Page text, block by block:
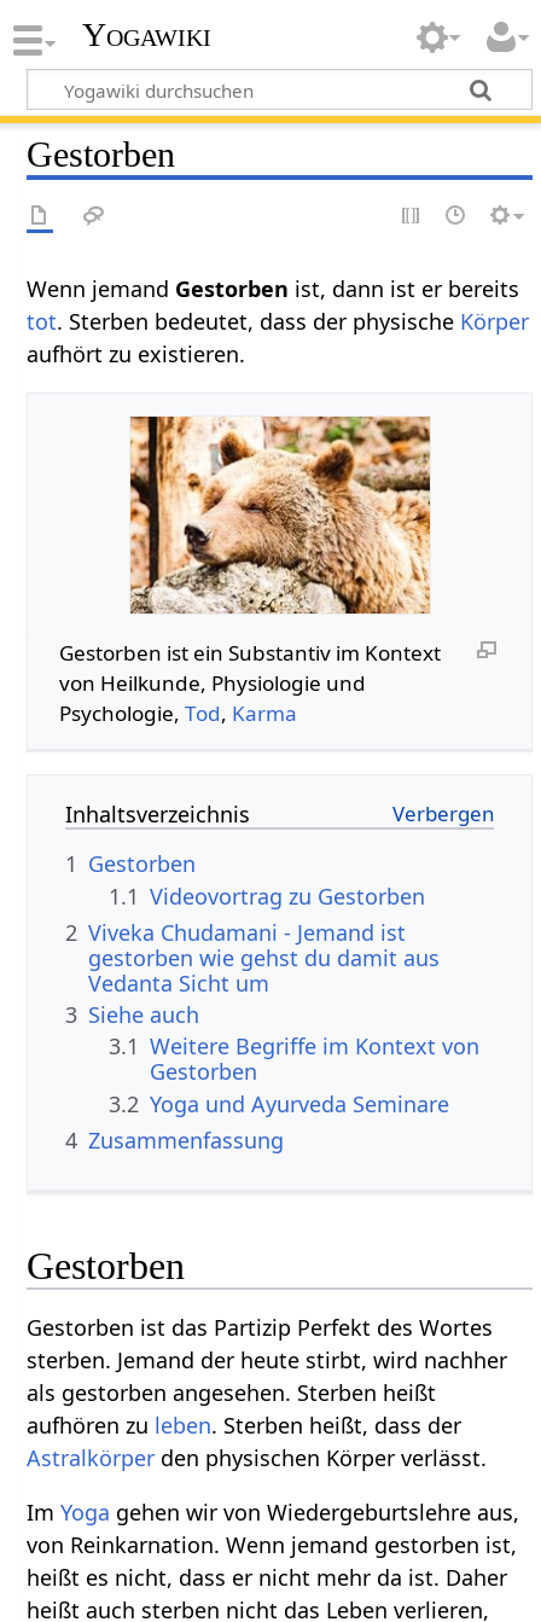
Yogawiki
Gestorben
Wenn jemand
ist, dann ist er bereits
tot. Sterben bedeutet, dass der physische Körper
aufhört zu existieren.
Gestorben‏‎ ist ein Substantiv im Kontext
von Heilkunde, Physiologie und
Psychologie, Tod, Karma
Inhaltsverzeichnis
1 Gestorben
1.1
2 Viveka Chudamani - Jemand ist
gestorben wie gehst du damit aus
Vedanta Sicht um
3 Siehe auch
3.1 Weitere Begriffe im Kontext von
3.2 Yoga und Ayurveda Seminare
4 Zusammenfassung
Gestorben
Gestorben ist das Partizip Perfekt des Wortes
sterben. Jemand der heute stirbt, wird nachher
als gestorben angesehen. Sterben heißt
aufhören zu leben. Sterben heißt, dass der
Astralkörper den physischen Körper verlässt.
ImYoga gehen wir von Wiedergeburtslehre aus,
von Reinkarnation. Wenn jemand gestorben ist,
heißt es nicht, dass er nicht mehr da ist. Daher
heißt auch sterben nicht das Leben verlieren,